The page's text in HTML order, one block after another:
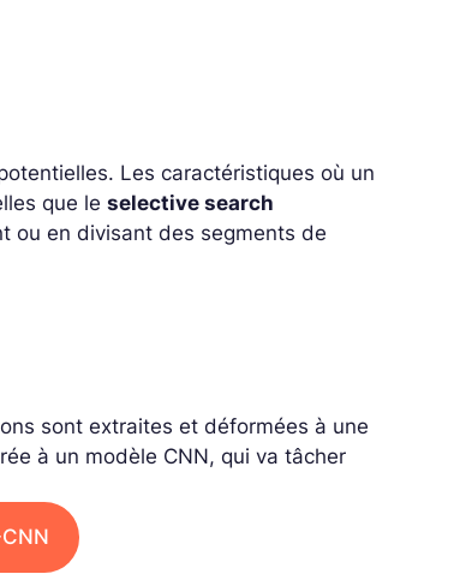
Les caractéristiques où un
que leselective search
ou en divisant des segments de
sont extraites et déformées à une
à un modèle CNN, qui va tâcher